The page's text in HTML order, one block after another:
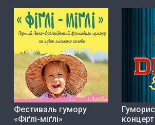
Фестиваль гумору
«Фіґлі-міґлі»